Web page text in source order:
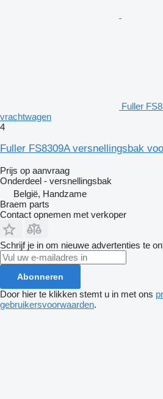
Fuller
vrachtwagen
4
Fuller FS8309A versnellingsbak
Prijs op aanvraag
Onderdeel - versnellingsbak
België, Handzame
Braem parts
Contact opnemen met verkoper
Schrijf je in om nieuwe advertenties te
Abonneren
Door hier te klikken stemt u in met ons
gebruikersvoorwaarden.